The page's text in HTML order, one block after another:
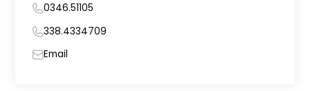
0346.51105
338.4334709
Email